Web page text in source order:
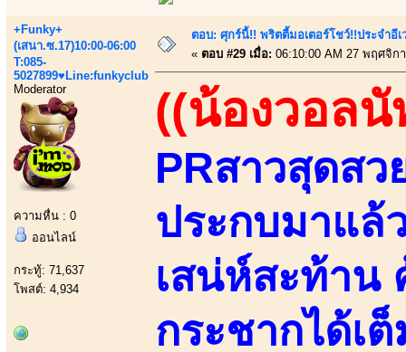
+Funky+
(เสนา.ซ.17)10:00-06:00
T:085-
5027899♥Line:funkyclub
Moderator
ความหื่น : 0
ออนไลน์
กระทู้: 71,637
โพสต์: 4,934
ตอบ: ศุกร์นี้!! พริตตี้มอเตอร์โชว์!!ประจำอี
« ตอบ #29 เมื่อ: 06:10:00 AM 27 พฤศจิก
((น้องวอลนั
PRสาวสุดส
ประกบมาแล้
เสน่ห์สะท้าน
กระชากได้เ